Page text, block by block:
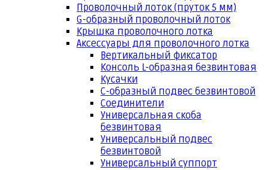
Проволочный лоток (пруток 5 мм)
G-образный проволочный лоток
Крышка проволочного лотка
Аксессуары для проволочного лотка
Вертикальный фиксатор
Консоль L-образная безвинтовая
Кусачки
С-образный подвес безвинтовой
Соединители
Универсальная скоба
безвинтовая
Универсальный подвес
безвинтовой
Универсальный суппорт